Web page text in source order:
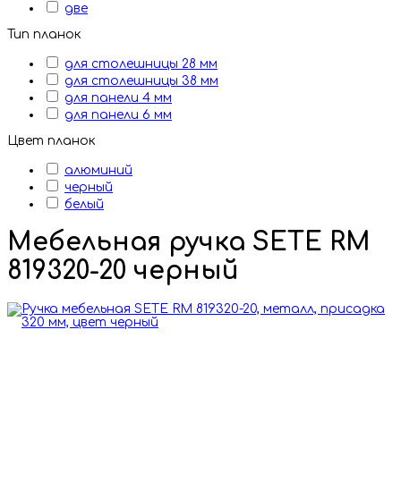
две
Тип планок
для столешницы 28 мм
для столешницы 38 мм
для панели 4 мм
для панели 6 мм
Цвет планок
алюминий
черный
белый
Мебельная ручка SETE RM
819320-20 черный